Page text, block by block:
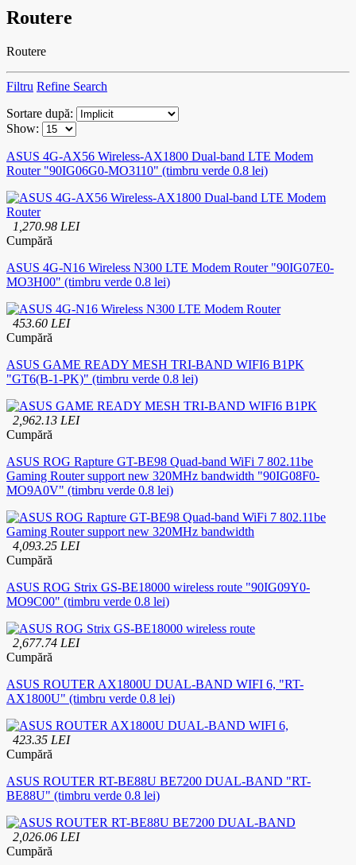
Routere
Routere
Filtru Refine Search
Sortare după:
Show:
ASUS 4G-AX56 Wireless-AX1800 Dual-band LTE Modem
Router "90IG06G0-MO3110" (timbru verde 0.8 lei)
1,270.98 LEI
Cumpără
ASUS 4G-N16 Wireless N300 LTE Modem Router "90IG07E0-
MO3H00" (timbru verde 0.8 lei)
453.60 LEI
Cumpără
ASUS GAME READY MESH TRI-BAND WIFI6 B1PK
"GT6(B-1-PK)" (timbru verde 0.8 lei)
2,962.13 LEI
Cumpără
ASUS ROG Rapture GT-BE98 Quad-band WiFi 7 802.11be
Gaming Router support new 320MHz bandwidth "90IG08F0-
MO9A0V" (timbru verde 0.8 lei)
4,093.25 LEI
Cumpără
ASUS ROG Strix GS-BE18000 wireless route "90IG09Y0-
MO9C00" (timbru verde 0.8 lei)
2,677.74 LEI
Cumpără
ASUS ROUTER AX1800U DUAL-BAND WIFI 6, "RT-
AX1800U" (timbru verde 0.8 lei)
423.35 LEI
Cumpără
ASUS ROUTER RT-BE88U BE7200 DUAL-BAND "RT-
BE88U" (timbru verde 0.8 lei)
2,026.06 LEI
Cumpără